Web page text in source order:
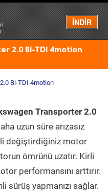
İNDİR
Menü
2.0 Bi-TDI 4motion
2.0 Bi-TDI 4motion
Transporter 2.0
uzun süre arızasız
değiştirdiğiniz motor
ömrünü uzatır. Kirli
performansını arttırır.
sürüş yapmanızı sağlar.